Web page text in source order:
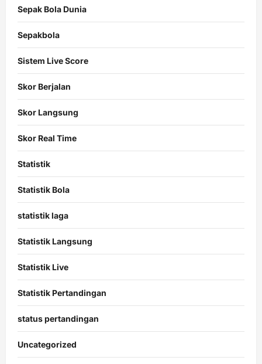
Sepak Bola Dunia
Sepakbola
Sistem Live Score
Skor Berjalan
Skor Langsung
Skor Real Time
Statistik
Statistik Bola
statistik laga
Statistik Langsung
Statistik Live
Statistik Pertandingan
status pertandingan
Uncategorized